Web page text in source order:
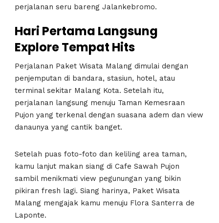
perjalanan seru bareng Jalankebromo.
Hari Pertama Langsung
Explore Tempat Hits
Perjalanan Paket Wisata Malang dimulai dengan
penjemputan di bandara, stasiun, hotel, atau
terminal sekitar Malang Kota. Setelah itu,
perjalanan langsung menuju Taman Kemesraan
Pujon yang terkenal dengan suasana adem dan view
danaunya yang cantik banget.
Setelah puas foto-foto dan keliling area taman,
kamu lanjut makan siang di Cafe Sawah Pujon
sambil menikmati view pegunungan yang bikin
pikiran fresh lagi. Siang harinya, Paket Wisata
Malang mengajak kamu menuju Flora Santerra de
Laponte.